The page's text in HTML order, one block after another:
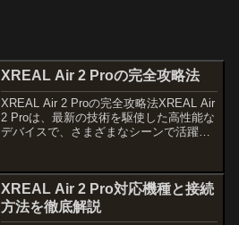
XREAL Air 2 Proの完全攻略法
XREAL Air 2 Proの完全攻略法XREAL Air
2 Proは、最新の技術を駆使した高性能な
デバイスで、さまざまなシーンで活躍し
の使用体験を通じてその魅力を...
XREAL Air 2 Pro対応機種と接続
方法を徹底解説